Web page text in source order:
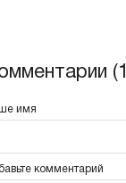
имя
комментарий